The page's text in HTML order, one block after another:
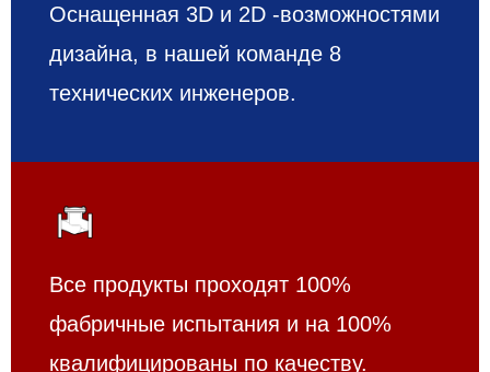
Оснащенная 3D и 2D -возможностями
дизайна, в нашей команде 8
технических инженеров.
Все продукты проходят 100%
фабричные испытания и на 100%
квалифицированы по качеству.